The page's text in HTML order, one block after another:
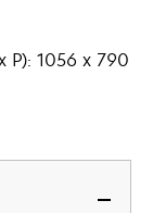
P): 1056 x 790